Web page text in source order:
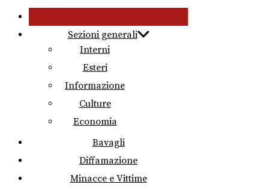
Sezioni generali
Interni
Esteri
Informazione
Culture
Economia
Bavagli
Diffamazione
Minacce e Vittime